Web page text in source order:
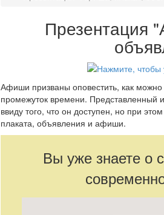
Презентация
Афиши призваны оповестить, как
промежуток времени. Представленный
ввиду того, что он доступен, но при
плаката, объявления и афиши.
Вы уже знаете о